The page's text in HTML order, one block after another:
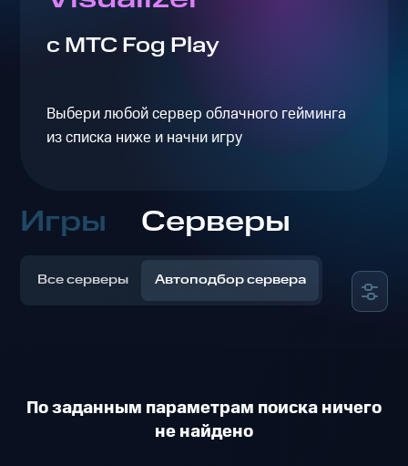
с МТС Fog Play
Выбери любой сервер облачного гейминга
из списка ниже и начни игру
Игры Серверы
Все серверы Автоподбор сервера
По заданным параметрам поиска ничего
не найдено